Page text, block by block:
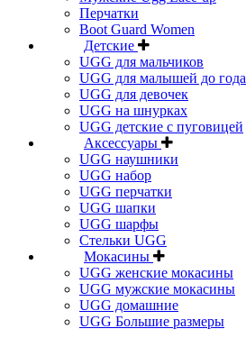
Перчатки
Boot Guard Women
Детские
UGG для мальчиков
UGG для малышей до года
UGG для девочек
UGG на шнурках
UGG детские с пуговицей
Аксессуары
UGG наушники
UGG набор
UGG перчатки
UGG шапки
UGG шарфы
Стельки UGG
Мокасины
UGG женские мокасины
UGG мужские мокасины
UGG домашние
UGG Большие размеры